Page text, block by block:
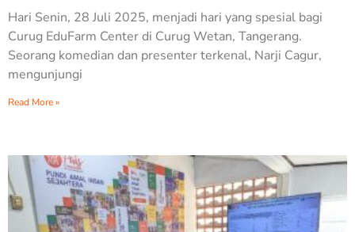
Hari Senin, 28 Juli 2025, menjadi hari yang spesial bagi
Curug EduFarm Center di Curug Wetan, Tangerang.
Seorang komedian dan presenter terkenal, Narji Cagur,
mengunjungi
Read More »